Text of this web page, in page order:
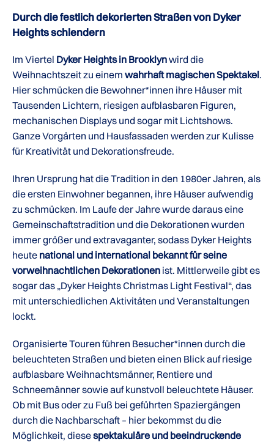
Durch die festlich dekorierten Straßen von Dyker
Heights schlendern
Im Viertel Dyker Heights in Brooklynwird die
Weihnachtszeit zu einem wahrhaft magischen Spektakel.
Hier schmücken die Bewohner*innen ihre Häuser mit
Tausenden Lichtern, riesigen aufblasbaren Figuren,
mechanischen Displays und sogar mit Lichtshows.
Ganze Vorgärten und Hausfassaden werden zur Kulisse
für Kreativität und Dekorationsfreude.
Ihren Ursprung hat die Tradition in den 1980er Jahren, als
die ersten Einwohner begannen, ihre Häuser aufwendig
zu schmücken. Im Laufe der Jahre wurde daraus eine
Gemeinschaftstradition und die Dekorationen wurden
immer größer und extravaganter, sodass Dyker Heights
heute national und international bekannt für seine
vorweihnachtlichen Dekorationen ist. Mittlerweile gibt es
sogar das „Dyker Heights Christmas Light Festival“, das
mit unterschiedlichen Aktivitäten und Veranstaltungen
lockt.
Organisierte Touren führen Besucher*innen durch die
beleuchteten Straßen und bieten einen Blick auf riesige
aufblasbare Weihnachtsmänner, Rentiere und
Schneemänner sowie auf kunstvoll beleuchtete Häuser.
Ob mit Bus oder zu Fuß bei geführten Spaziergängen
durch die Nachbarschaft – hier bekommst du die
Möglichkeit, diesespektakuläre und beeindruckende